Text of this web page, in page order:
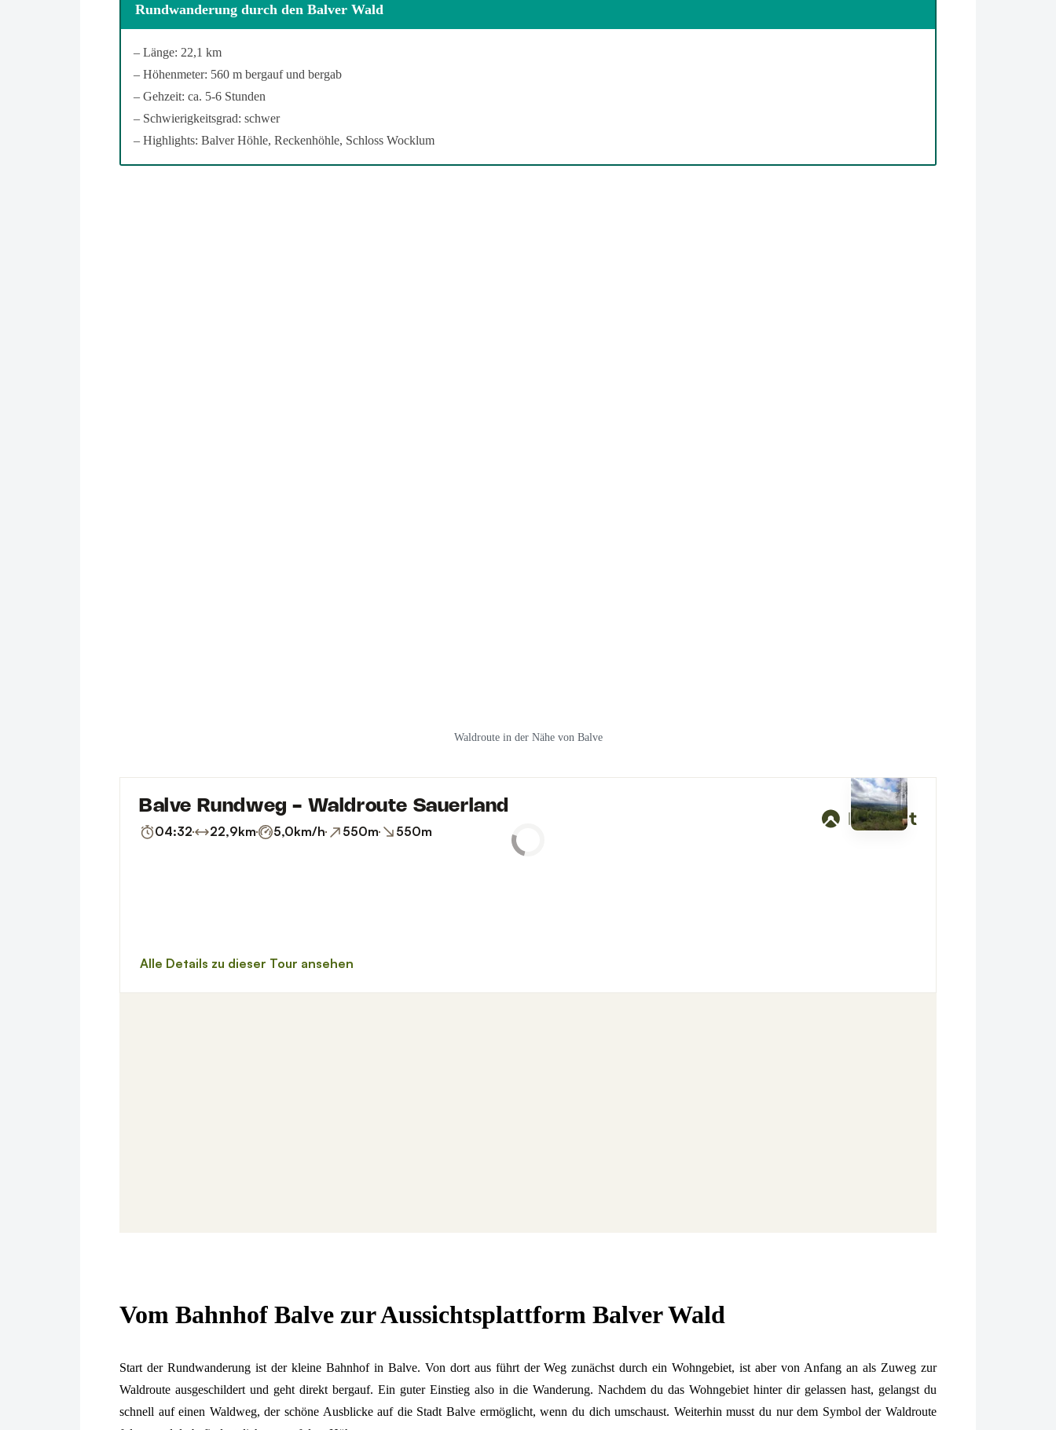
Rundwanderung durch den Balver Wald
– Länge: 22,1 km
– Höhenmeter: 560 m bergauf und bergab
– Gehzeit: ca. 5-6 Stunden
– Schwierigkeitsgrad: schwer
– Highlights: Balver Höhle, Reckenhöhle, Schloss Wocklum
Waldroute in der Nähe von Balve
Vom Bahnhof Balve zur Aussichtsplattform Balver Wald
Start der Rundwanderung ist der kleine Bahnhof in Balve. Von dort aus führt der Weg zunächst durch ein Wohngebiet, ist aber von Anfang an als Zuweg zur
Waldroute ausgeschildert und geht direkt bergauf. Ein guter Einstieg also in die Wanderung. Nachdem du das Wohngebiet hinter dir gelassen hast, gelangst du
schnell auf einen Waldweg, der schöne Ausblicke auf die Stadt Balve ermöglicht, wenn du dich umschaust. Weiterhin musst du nur dem Symbol der Waldroute